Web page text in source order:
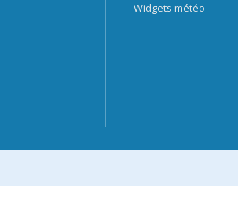
Widgets météo